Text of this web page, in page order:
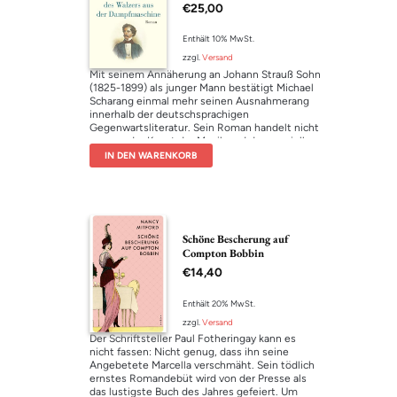
€25,00
Enthält 10% MwSt.
zzgl.Versand
Mit seinem Annäherung an Johann Strauß Sohn
(1825-1899) als junger Mann bestätigt Michael
Scharang einmal mehr seinen Ausnahmerang
innerhalb der deutschsprachigen
Gegenwartsliteratur. Sein Roman handelt nicht
nur von der Kunst der Musik und der speziellen
Wirkung des Wiener Walzers, sondern legt
zugleich die gesellschaftlichen Bedingungen
Weggefährtinnen und Freundinnen von der
Wiener Vorstadt bis nach Amerika zu Leibe.
Michael Scharang gelingt ein überraschendes
Porträt des Komponisten, das in seiner Lakonie
nicht selten an Franz Kafka erinnert.
Literarische Einbildungskraft und präzise
Charakterzeichnung verbinden sich zu einer
ebenso unterhaltsamen wie gedanklich
brillanten Erzählung über die Kunst der Musik.
IN DEN WARENKORB
Schöne Bescherung auf
Compton Bobbin
€14,40
Enthält 20% MwSt.
zzgl. Versand
Der Schriftsteller Paul Fotheringay kann es
nicht fassen: Nicht genug, dass ihn seine
Angebetete Marcella verschmäht. Sein tödlich
ernstes Romandebüt wird von der Presse als
das lustigste Buch des Jahres gefeiert. Um